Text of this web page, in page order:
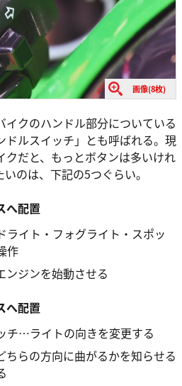
画像(8枚)
イクのハンドル部分についている
ドルスイッチ」とも呼ばれる。現
だと、もっとボタンは多いけれ
のは、下記の5つぐらい。
へ配置
イト・フォグライト・スポッ
作
ジンを始動させる
へ配置
チ…ライトの向きを変更する
らの方向に曲がるかを知らせる